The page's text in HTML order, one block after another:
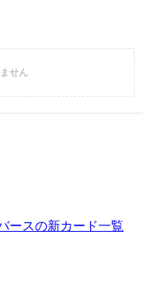
ースの新カード一覧